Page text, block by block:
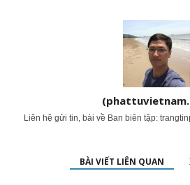
Liên hệ gửi tin, bài về Ban biên tập:
BÀI VIẾT LIÊN QUAN